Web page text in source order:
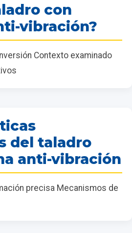
con
vibración?
Contexto examinado
del taladro
anti-vibración
precisa Mecanismos de